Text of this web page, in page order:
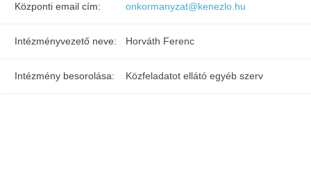
Központi email cím: onkormanyzat@kenezlo.hu
Intézményvezető neve: Horváth Ferenc
Intézmény besorolása: Közfeladatot ellátó egyéb szerv